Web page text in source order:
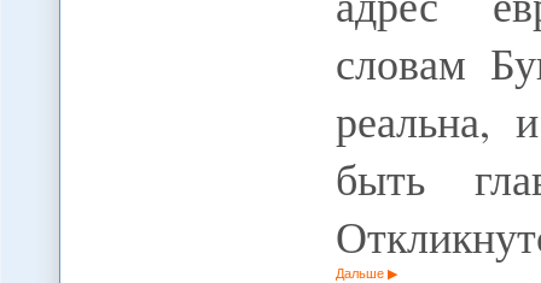
словам
реальна,
быть
Дальше